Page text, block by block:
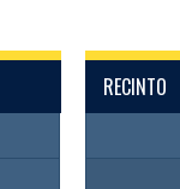
RECINTO